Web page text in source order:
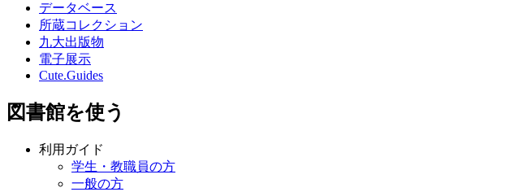
データベース
所蔵コレクション
九大出版物
電子展示
Cute.Guides
図書館を使う
利用ガイド
学生・教職員の方
一般の方